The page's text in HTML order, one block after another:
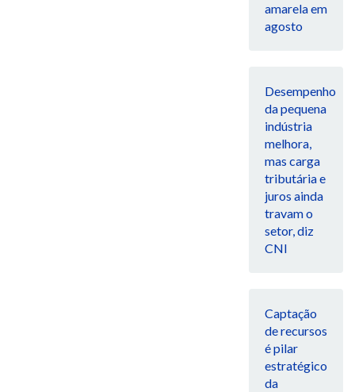
amarela em
agosto
Desempenho
da pequena
indústria
melhora,
mas carga
tributária e
juros ainda
travam o
setor, diz
CNI
Captação
de recursos
é pilar
estratégico
da